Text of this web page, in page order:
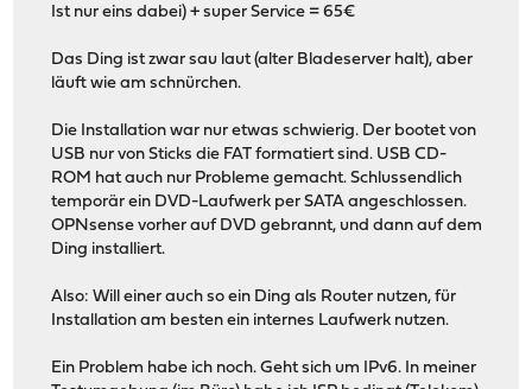
Ist nur eins dabei) + super Service = 65€
Das Ding ist zwar sau laut (alter Bladeserver halt), aber
läuft wie am schnürchen.
Die Installation war nur etwas schwierig. Der bootet von
USB nur von Sticks die FAT formatiert sind. USB CD-
ROM hat auch nur Probleme gemacht. Schlussendlich
temporär ein DVD-Laufwerk per SATA angeschlossen.
OPNsense vorher auf DVD gebrannt, und dann auf dem
Ding installiert.
Also: Will einer auch so ein Ding als Router nutzen, für
Installation am besten ein internes Laufwerk nutzen.
Ein Problem habe ich noch. Geht sich um IPv6. In meiner